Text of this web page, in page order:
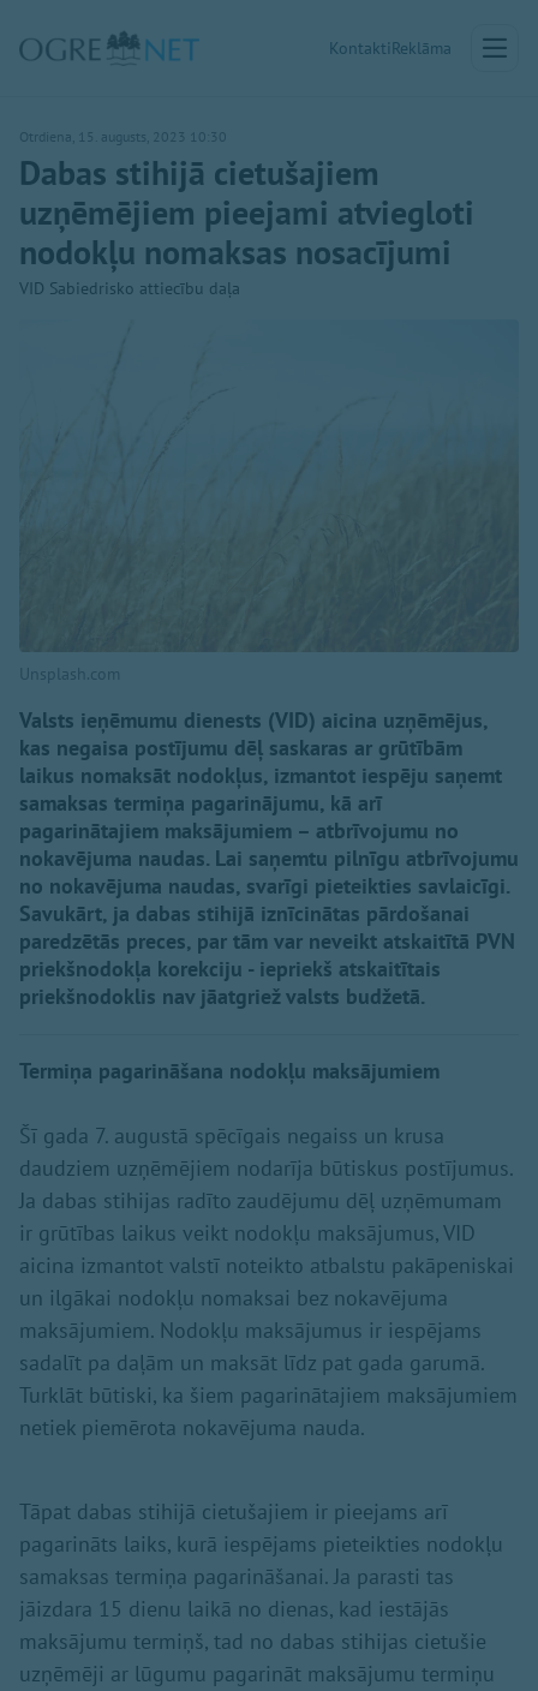
KontaktiReklāma
Otrdiena, 15. augusts, 2023 10:30
Dabas stihijā cietušajiem
uzņēmējiem pieejami atviegloti
nodokļu nomaksas nosacījumi
VID Sabiedrisko attiecību daļa
Unsplash.com
Valsts ieņēmumu dienests (VID) aicina uzņēmējus,
kas negaisa postījumu dēļ saskaras ar grūtībām
laikus nomaksāt nodokļus, izmantot iespēju saņemt
samaksas termiņa pagarinājumu, kā arī
pagarinātajiem maksājumiem – atbrīvojumu no
nokavējuma naudas. Lai saņemtu pilnīgu atbrīvojumu
no nokavējuma naudas, svarīgi pieteikties savlaicīgi.
Savukārt, ja dabas stihijā iznīcinātas pārdošanai
paredzētās preces, par tām var neveikt atskaitītā PVN
priekšnodokļa korekciju - iepriekš atskaitītais
priekšnodoklis nav jāatgriež valsts budžetā.
Termiņa pagarināšana nodokļu maksājumiem
Šī gada 7. augustā spēcīgais negaiss un krusa
daudziem uzņēmējiem nodarīja būtiskus postījumus.
Ja dabas stihijas radīto zaudējumu dēļ uzņēmumam
ir grūtības laikus veikt nodokļu maksājumus, VID
aicina izmantot valstī noteikto atbalstu pakāpeniskai
un ilgākai nodokļu nomaksai bez nokavējuma
maksājumiem. Nodokļu maksājumus ir iespējams
sadalīt pa daļām un maksāt līdz pat gada garumā.
Turklāt būtiski, ka šiem pagarinātajiem maksājumiem
netiek piemērota nokavējuma nauda.
Tāpat dabas stihijā cietušajiem ir pieejams arī
pagarināts laiks, kurā iespējams pieteikties nodokļu
samaksas termiņa pagarināšanai. Ja parasti tas
jāizdara 15 dienu laikā no dienas, kad iestājās
maksājumu termiņš, tad no dabas stihijas cietušie
uzņēmēji ar lūgumu pagarināt maksājumu termiņu